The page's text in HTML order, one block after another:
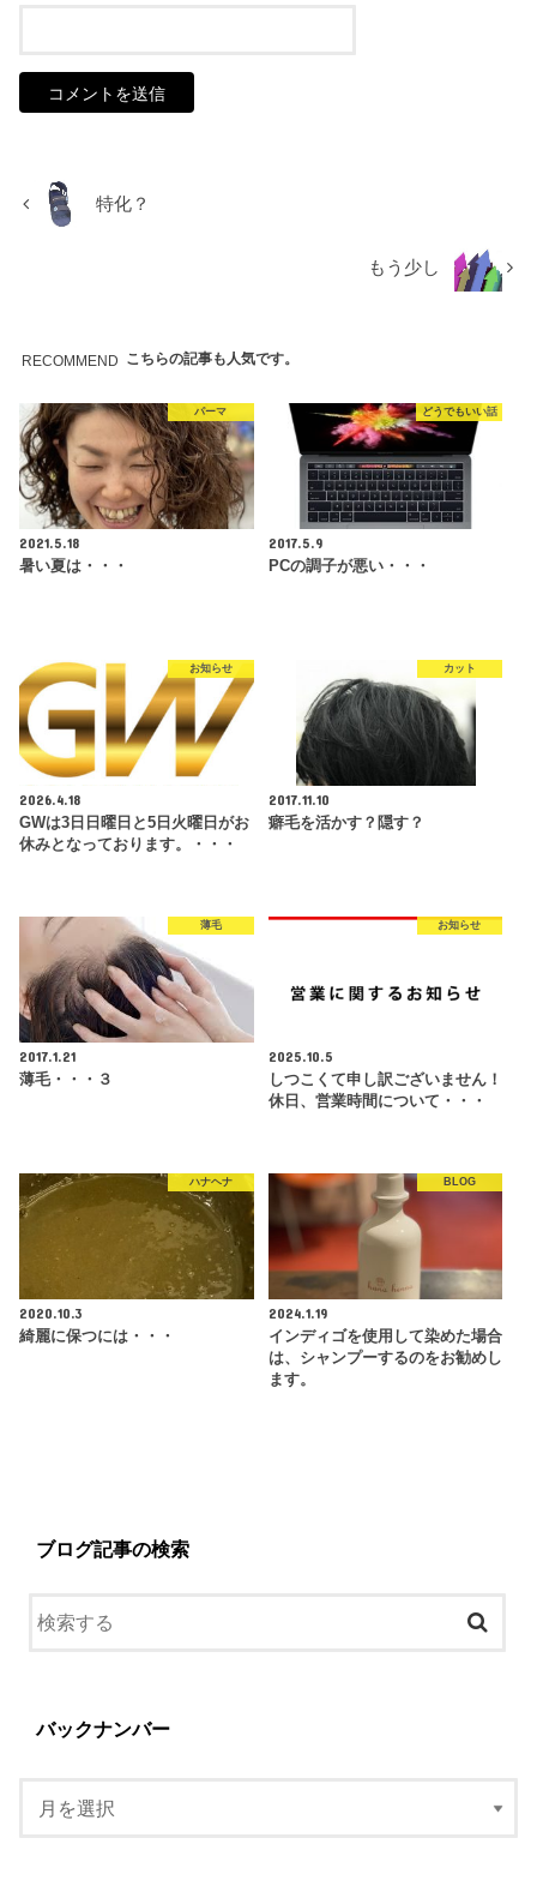
特化？
もう少し
RECOMMEND こちらの記事も人気です。
パーマ
2021.5.18
暑い夏は・・・
どうでもいい話
2017.5.9
PCの調子が悪い・・・
お知らせ
2026.4.18
GWは3日日曜日と5日火曜日がお
休みとなっております。・・・
カット
2017.11.10
癖毛を活かす？隠す？
薄毛
2017.1.21
薄毛・・・３
お知らせ
2025.10.5
しつこくて申し訳ございません！
休日、営業時間について・・・
ハナヘナ
2020.10.3
綺麗に保つには・・・
BLOG
2024.1.19
インディゴを使用して染めた場合
は、シャンプーするのをお勧めし
ます。
ブログ記事の検索
バックナンバー